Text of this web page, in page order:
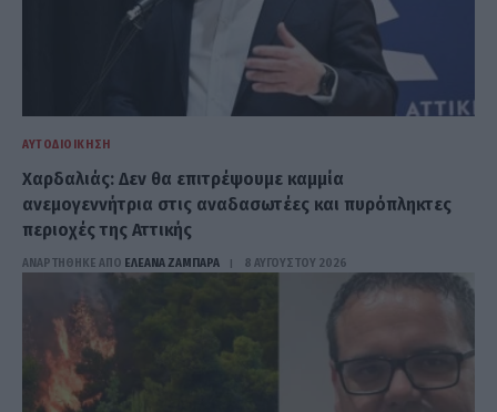
ΑΥΤΟΔΙΟΊΚΗΣΗ
Χαρδαλιάς: Δεν θα επιτρέψουμε καμμία
ανεμογεννήτρια στις αναδασωτέες και πυρόπληκτες
περιοχές της Αττικής
ΑΝΑΡΤΗΘΗΚΕ ΑΠΟ ΕΛΕΑΝΑ ΖΑΜΠΑΡΑ 8 ΑΥΓΟΎΣΤΟΥ 2026